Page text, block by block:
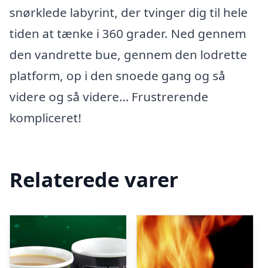
snørklede labyrint, der tvinger dig til hele
tiden at tænke i 360 grader. Ned gennem
den vandrette bue, gennem den lodrette
platform, op i den snoede gang og så
videre og så videre… Frustrerende
kompliceret!
Relaterede varer